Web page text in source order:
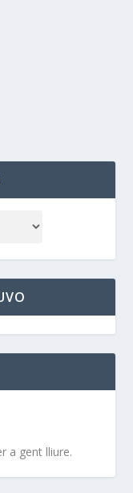
a gent lliure.